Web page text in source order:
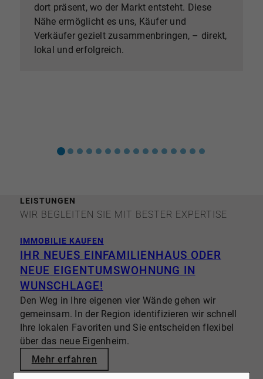
dort präsent, wo der Markt entsteht. Diese
Nähe ermöglicht es uns, Käufer und
Verkäufer gezielt zusammenbringen, – direkt,
lokal und erfolgreich.
LEISTUNGEN
WIR BEGLEITEN SIE MIT BESTER EXPERTISE
IMMOBILIE KAUFEN
IHR NEUES EINFAMILIENHAUS ODER
NEUE EIGENTUMSWOHNUNG IN
WUNSCHLAGE!
Den Weg in Ihre eigenen vier Wände gehen wir
gemeinsam. In der Region identifizieren wir schnell
Ihre lokalen Favoriten und Sie entscheiden flexibel
über das neue Eigenheim.
Mehr erfahren